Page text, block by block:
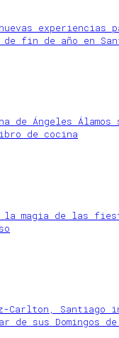
nuevas experiencias
fin de año en
de Ángeles Álamos
de cocina
la magia de las
Carlton, Santiago
de sus Domingos de